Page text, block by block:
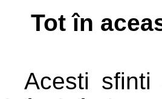
Tot în
Acesti sfinti